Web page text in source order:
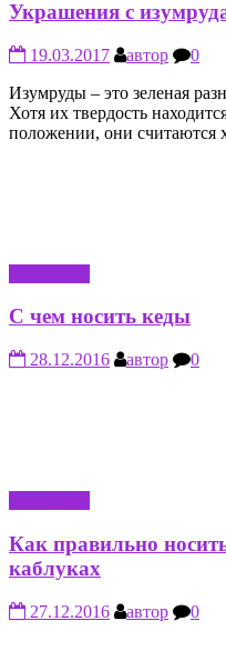
Украшения с
19.03.2017 автор
0
Изумруды – это зеленая
Хотя их твердость
положении, они считаются
С чем носить кеды
28.12.2016 автор 0
Как правильно
каблуках
27.12.2016 автор 0